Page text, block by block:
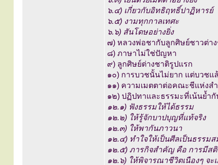
๖.๔) เกี่ยวกับอิทธิฤทธิ์ปาฏิหารย์
๖.๕) งามทุกกาลเทศะ
๖.๖) สันโดษอย่างยิ่ง
๗) หลวงพ่อชากับลูกศิษย์ชาวต่า
๘) ภาษาไม่ใช่ปัญหา
๙) ลูกศิษย์ต่างชาติรูปแรก
๑๐) การบวชนั้นไม่ยาก แต่บวชแ
๑๑) ความเมตตาต่อคณะชีแห่งส
๑๒) ปฏิปทาและธรรมะที่เน้นย้ำ
๑๒.๑) ฟังธรรมให้ได้ธรรม
๑๒.๒) ให้รู้จักบาปบุญที่แท้จริง
๑๒.๓) ให้พากันภาวนา
๑๒.๔) ทำใจให้เป็นศีลเป็นธรรม
๑๒.๕) ภารกิจสำคัญ คือ การมีสติ
๑๒.๖) ให้พิจารณาชีวิตเนืองๆ จ